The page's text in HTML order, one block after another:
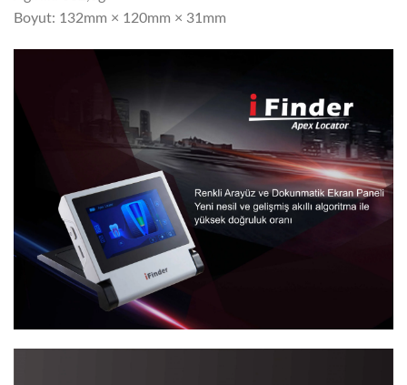
Boyut: 132mm × 120mm × 31mm